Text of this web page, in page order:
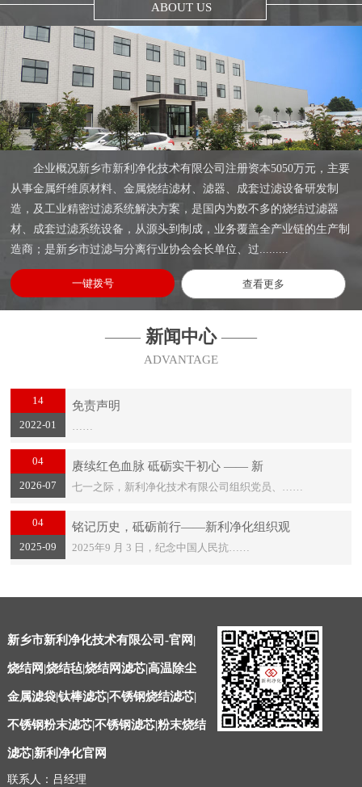
ABOUT US
企业概况新乡市新利净化技术有限公司注册资本5050万元，主要
从事金属纤维原材料、金属烧结滤材、滤器、成套过滤设备研发制
造，及工业精密过滤系统解决方案，是国内为数不多的烧结过滤器
材、成套过滤系统设备，从源头到制成，业务覆盖全产业链的生产制
造商；是新乡市过滤与分离行业协会会长单位、过.........
一键拨号 查看更多
—— 新闻中心——
ADVANTAGE
14
2022-01
免责声明
04
2026-07
赓续红色血脉 砥砺实干初心 —— 新
七一之际，新利净化技术有限公司组织党员、……
04
2025-09
铭记历史，砥砺前行——新利净化组织观
2025年9 月 3 日，纪念中国人民抗……
新乡市新利净化技术有限公司-官网|
烧结网|烧结毡|烧结网滤芯|高温除尘
金属滤袋|钛棒滤芯|不锈钢烧结滤芯|
不锈钢粉末滤芯|不锈钢滤芯|粉末烧结
滤芯|新利净化官网
联系人：吕经理